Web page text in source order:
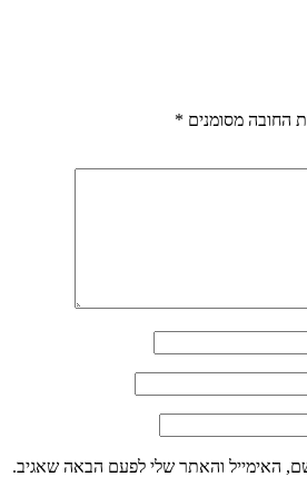
החובה מסומנים *
האימייל והאתר שלי לפעם הבאה שאגיב.